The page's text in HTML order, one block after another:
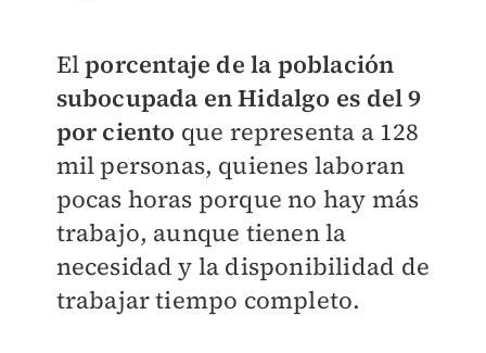
Elporcentaje de la población
subocupada en Hidalgo es del 9
por ciento que representa a 128
mil personas, quienes laboran
pocas horas porque no hay más
trabajo, aunque tienen la
necesidad y la disponibilidad de
trabajar tiempo completo.